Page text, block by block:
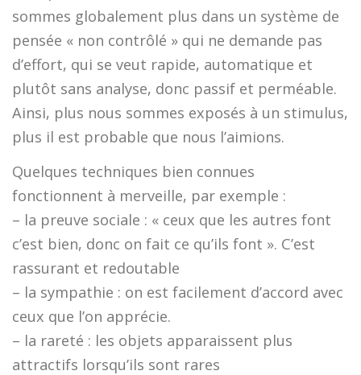
sommes globalement plus dans un système de
pensée « non contrôlé » qui ne demande pas
d’effort, qui se veut rapide, automatique et
plutôt sans analyse, donc passif et perméable.
Ainsi, plus nous sommes exposés à un stimulus,
plus il est probable que nous l’aimions.
Quelques techniques bien connues
fonctionnent à merveille, par exemple :
– la preuve sociale : « ceux que les autres font
c’est bien, donc on fait ce qu’ils font ». C’est
rassurant et redoutable
– la sympathie : on est facilement d’accord avec
ceux que l’on apprécie.
– la rareté : les objets apparaissent plus
attractifs lorsqu’ils sont rares